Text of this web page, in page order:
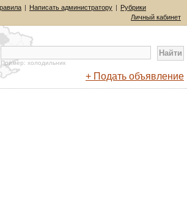
| Написать администратору | Рубрики
Личный кабинет
Пример: холодильник
+ Подать объявление